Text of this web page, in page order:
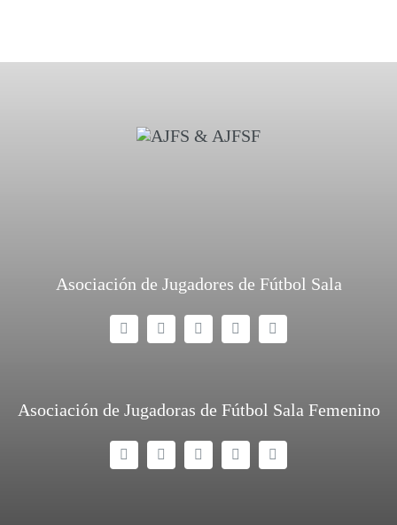
Asociación de Jugadores de Fútbol Sala
Asociación de Jugadoras de Fútbol Sala Femenino